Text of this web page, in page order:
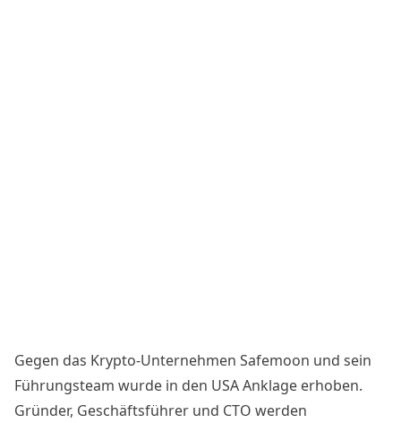
Gegen das Krypto-Unternehmen Safemoon und sein
Führungsteam wurde in den USA Anklage erhoben.
Gründer, Geschäftsführer und CTO werden